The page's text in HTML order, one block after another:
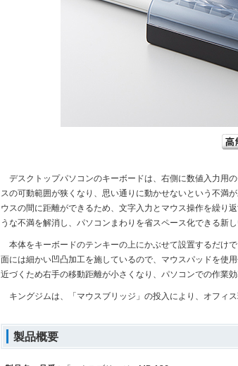
デスクトップパソコンのキーボードは、右側に数値入力用
スの可動範囲が狭くなり、思い通りに動かせないという不満
ウスの間に距離ができるため、文字入力とマウス操作を繰り
うな不満を解消し、パソコンまわりを省スペース化できる新
本体をキーボードのテンキーの上にかぶせて設置するだけ
面には細かい凹凸加工を施しているので、マウスパッドを使
近づくため右手の移動距離が小さくなり、パソコンでの作業効
キングジムは、「マウスブリッジ」の投入により、オフィ
製品概要